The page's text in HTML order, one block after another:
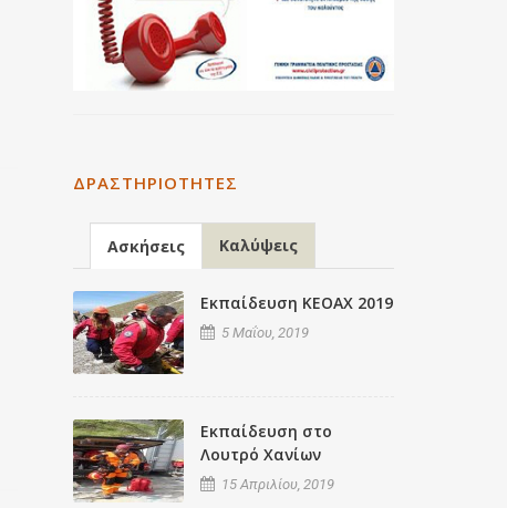
ΔΡΑΣΤΗΡΙΌΤΗΤΕΣ
Ασκήσεις Καλύψεις
Εκπαίδευση ΚΕΟΑΧ 2019
5 Μαΐου, 2019
Εκπαίδευση στο
Λουτρό Χανίων
15 Απριλίου, 2019